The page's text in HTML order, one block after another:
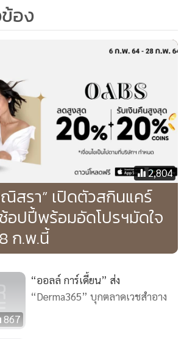
ไรบ้าง
อง
2,804
สรา” เปิดตัวสกินแคร์
อปปี้พร้อมอัดโปรฯมัดใจ
ก.พ.นี้
867
“ออลล์ การ์เดี้ยน” ส่ง
“Derma365” บุกตลาดเวชสำอาง